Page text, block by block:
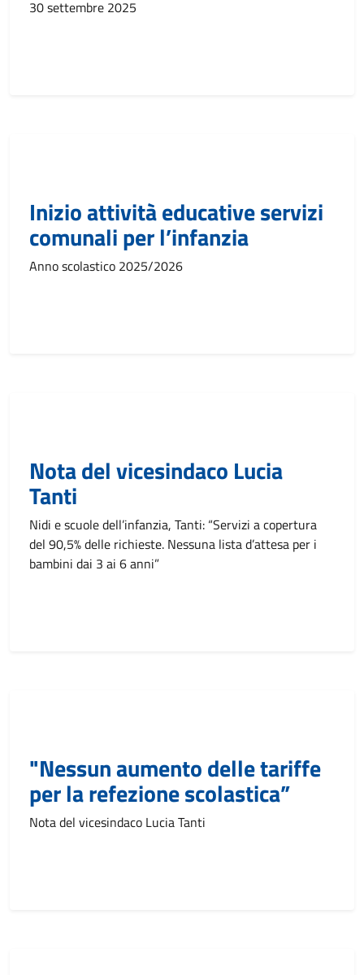
30 settembre 2025
Inizio attività educative servizi
comunali per l’infanzia
Anno scolastico 2025/2026
Nota del vicesindaco Lucia
Tanti
Nidi e scuole dell’infanzia, Tanti: “Servizi a copertura
del 90,5% delle richieste. Nessuna lista d’attesa per i
bambini dai 3 ai 6 anni”
"Nessun aumento delle tariffe
per la refezione scolastica”
Nota del vicesindaco Lucia Tanti